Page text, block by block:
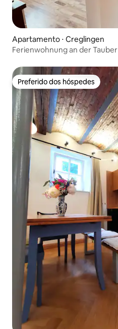
Apartamento ⋅ Creglingen
Ferienwohnung an der Tauber
Preferido dos hóspedes
Preferido dos hóspedes